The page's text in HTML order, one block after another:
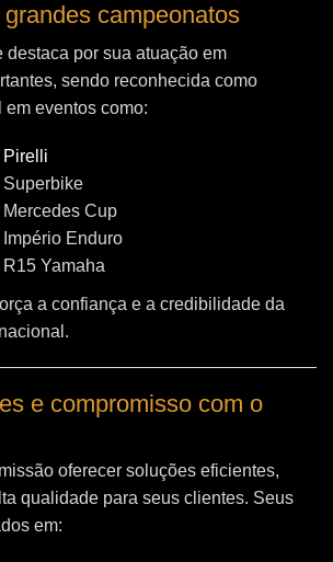
campeonatos
destaca por sua atuação em
sendo reconhecida como
eventos como:
Pirelli
Cup
Enduro
Yamaha
a confiança e a credibilidade da
e compromisso com o
oferecer soluções eficientes,
qualidade para seus clientes. Seus
em: